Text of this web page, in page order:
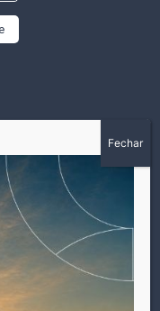
de 2005 em
impresso semanal,
15 anos, foram
acontecimentos
e região. Fiel a sua
da
o característico "avião
do